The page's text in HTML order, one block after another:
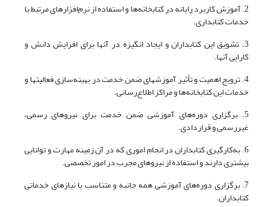
2. آموزش کاربرد رایانه در کتابخانه‌ها و استفاده از نرم‌افزارهای مرتبط با
خدمات کتابداری.
3. تشویق این کتابداران و ایجاد انگیزه در آنها برای افزایش دانش و
کارایی آنها.
4. ترویج اهمیت و تأثیر آموزشهای ضمن خدمت در بهینه‌سازی فعالیتها و
خدمات این کتابخانه‌ها و مراکز اطلاع‌رسانی.
5. برگزاری دوره‌های آموزشی ضمن خدمت برای نیروهای رسمی،
غیررسمی و قراردادی.
6. به‌کارگیری کتابداران در انجام اموری که در آن زمینه مهارت و توانایی
بیشتری دارند و استفاده از نیروهای مجرب در امور تخصصی.
7. برگزاری دوره‌های آموزشی همه جانبه و متناسب با نیازهای خدماتی
کتابداران.